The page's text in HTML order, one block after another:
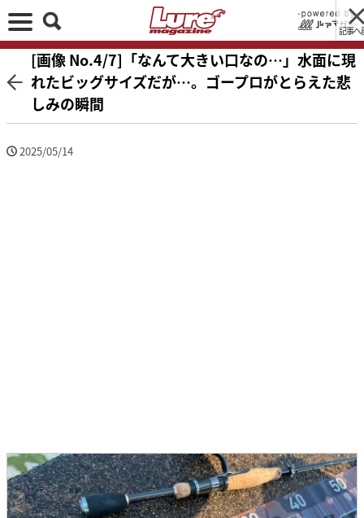
記事へ
[画像 No.4/7]「なんて大きい口なの…」水面に現
れたビッグサイズだが…。ゴープロがとらえた悲
しみの瞬間
2025/05/14